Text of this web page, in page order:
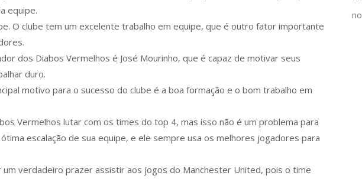
equipe.
O clube tem um excelente trabalho em equipe, que é outro fator importante
dos Diabos Vermelhos é José Mourinho, que é capaz de motivar seus
duro.
motivo para o sucesso do clube é a boa formação e o bom trabalho em
Vermelhos lutar com os times do top 4, mas isso não é um problema para
escalação de sua equipe, e ele sempre usa os melhores jogadores para
verdadeiro prazer assistir aos jogos do Manchester United, pois o time